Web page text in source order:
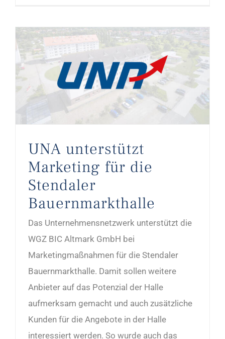
UNA unterstützt
Marketing für die
Stendaler
Bauernmarkthalle
Das Unternehmensnetzwerk unterstützt die
WGZ BIC Altmark GmbH bei
Marketingmaßnahmen für die Stendaler
Bauernmarkthalle. Damit sollen weitere
Anbieter auf das Potenzial der Halle
aufmerksam gemacht und auch zusätzliche
Kunden für die Angebote in der Halle
interessiert werden. So wurde auch das